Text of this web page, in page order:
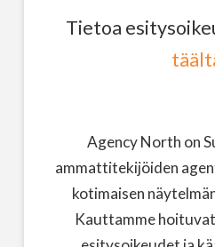
Tietoa
Agency North on
ammattitekijöiden
kotimaisen
Kauttamme